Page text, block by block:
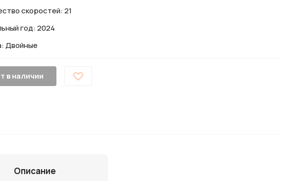
скоростей: 21
год: 2024
Двойные
в наличии
Описание